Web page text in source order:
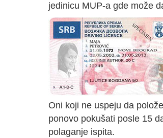
jedinicu MUP-a gde može
Oni koji ne uspeju da
ponovo pokušati posle 15
polaganje ispita.